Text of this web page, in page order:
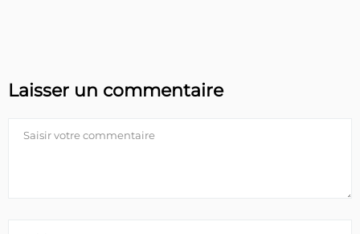
Laisser un commentaire